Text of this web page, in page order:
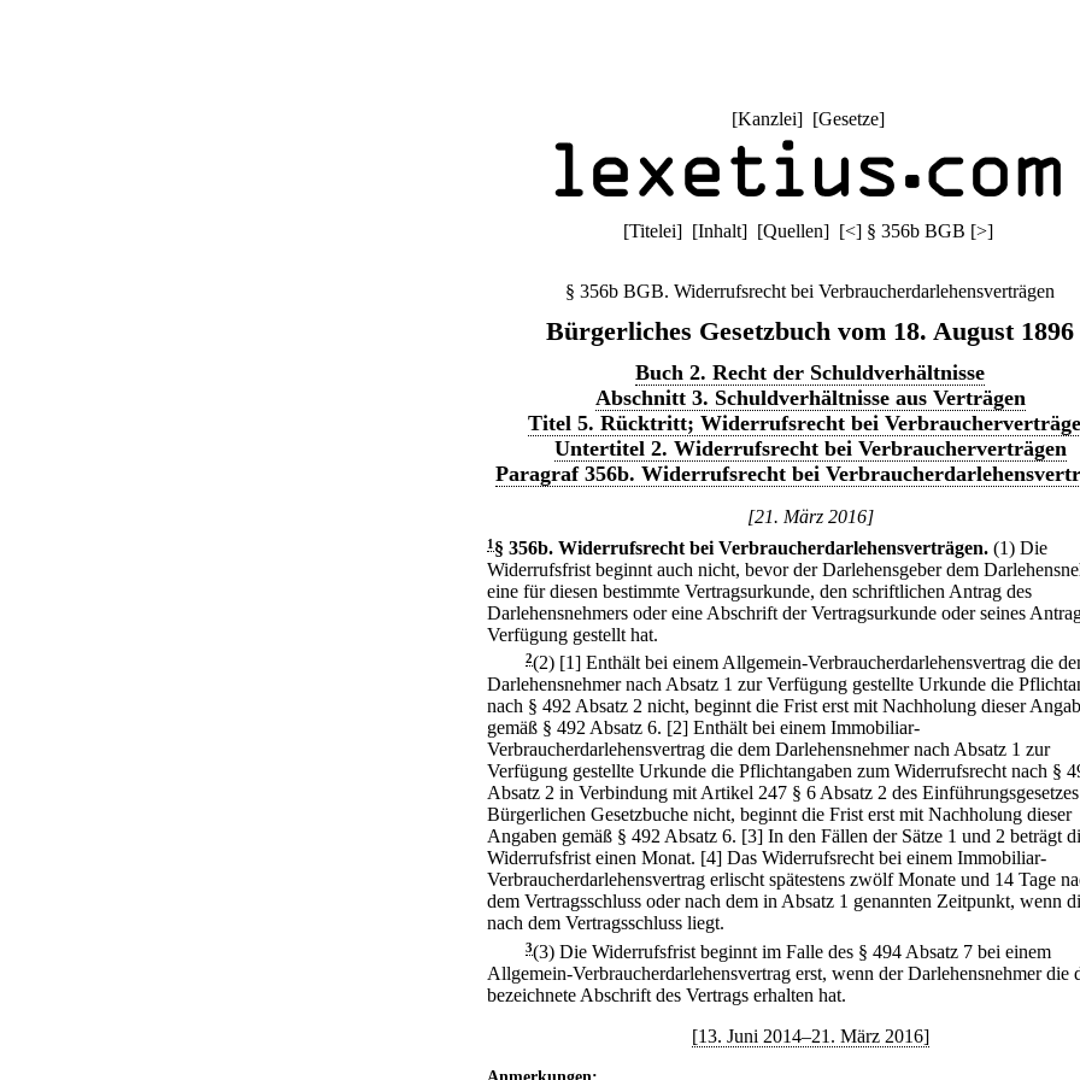
[Kanzlei] [Gesetze]
[Titelei] [Inhalt] [Quellen] [<] § 356b BGB [>]
§ 356b BGB. Widerrufsrecht bei Verbraucherdarlehensverträgen
Bürgerliches Gesetzbuch vom 18. August 1896
Buch 2. Recht der Schuldverhältnisse
Abschnitt 3. Schuldverhältnisse aus Verträgen
Titel 5. Rücktritt; Widerrufsrecht bei
Untertitel 2. Widerrufsrecht bei Verbraucherverträgen
Paragraf 356b. Widerrufsrecht bei
[21. März 2016]
1 § 356b. Widerrufsrecht bei Verbraucherdarlehensverträgen. (1) Die
Widerrufsfrist beginnt auch nicht, bevor der Darlehensgeber dem
eine für diesen bestimmte Vertragsurkunde, den schriftlichen Antrag des
Darlehensnehmers oder eine Abschrift der Vertragsurkunde oder seines
Verfügung gestellt hat.
2(2) [1] Enthält bei einem Allgemein-Verbraucherdarlehensvertrag die
Darlehensnehmer nach Absatz 1 zur Verfügung gestellte Urkunde die
nach § 492 Absatz 2 nicht, beginnt die Frist erst mit Nachholung dieser
gemäß § 492 Absatz 6. [2] Enthält bei einem Immobiliar-
Verbraucherdarlehensvertrag die dem Darlehensnehmer nach Absatz 1 zur
Verfügung gestellte Urkunde die Pflichtangaben zum Widerrufsrecht nach §
Absatz 2 in Verbindung mit Artikel 247 § 6 Absatz 2 des
Bürgerlichen Gesetzbuche nicht, beginnt die Frist erst mit Nachholung dieser
Angaben gemäß § 492 Absatz 6. [3] In den Fällen der Sätze 1 und 2 beträgt
Widerrufsfrist einen Monat. [4] Das Widerrufsrecht bei einem Immobiliar-
Verbraucherdarlehensvertrag erlischt spätestens zwölf Monate und 14 Tage
dem Vertragsschluss oder nach dem in Absatz 1 genannten Zeitpunkt, wenn
nach dem Vertragsschluss liegt.
3(3) Die Widerrufsfrist beginnt im Falle des § 494 Absatz 7 bei einem
Allgemein-Verbraucherdarlehensvertrag erst, wenn der Darlehensnehmer die
bezeichnete Abschrift des Vertrags erhalten hat.
[13. Juni 2014–21. März 2016]
Anmerkungen: